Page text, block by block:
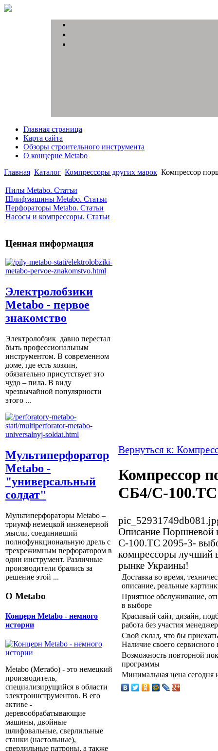
Главная страница
Карта сайта
Обзоры строительного инструмента
О концерне Metabo
Главная Каталог Компрессоры других марок Компрессор
Пилы Metabo. Статьи
Шлифмашины Metabo. Статьи
Перфораторы Metabo. Статьи
Насосы и компрессоры. Статьи
Ценная информация
Электролобзики
Metabo - первое
знакомство
Электролобзик давно перестал
быть профессиональным
инструментом. В современном
доме, где есть хозяин,
обязательно присутствует это
чудо – пила. В виду
чрезвычайной популярности
этого ...
Мультиперфоратор
Metabo -
"универсальный
солдат"
Мультиперфораторы Metabo –
триумф немецкой инженерной
мысли, соединивший
полнофункциональную дрель с
трехрежимным перфоратором в
один инструмент. Различные
производители брались за
решение этой ...
О Metabo
Концерн Metabo - немного
истории
Metabo (Метабо) - это немецкий
производитель,
специализирущийся в области
электроинструментов. В его
активе -
деревообрабатывающие
машины, двойные
шлифовальные, сверлильные
станки (настольные),
сверлильные патроны, а также
Вернуться к:
Компрессор
СБ4/С-100.ТС
Описание Поршневой
С-100.ТС 2095-3-
компрессоры лучший
рынке Украины!
Доставка во время,
описание, реальные
Приятное обслуживание,
в выборе
Красивый сайт, дизайн,
работа без участия
Свой склад, что бы
Наличие своего сервисного
Возможность повторной
программы
Минимальная цена сегодня